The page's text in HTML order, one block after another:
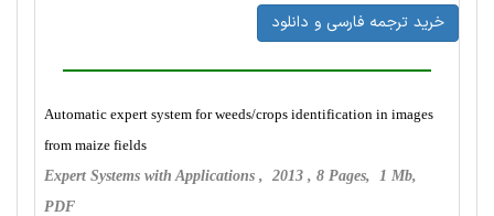
خرید ترجمه فارسی و دانلود
Automatic expert system for weeds/crops identification in images
from maize fields
Expert Systems with Applications , 2013 , 8 Pages, 1 Mb,
PDF